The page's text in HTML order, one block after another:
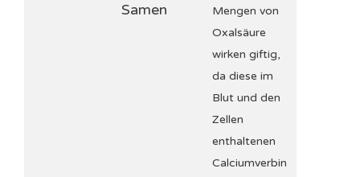
Samen
Mengen von
Oxalsäure
wirken giftig,
da diese im
Blut und den
Zellen
enthaltenen
Calciumverbin